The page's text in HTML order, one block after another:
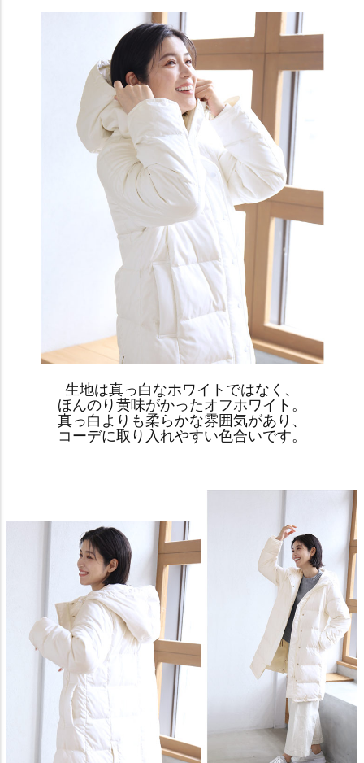
生地は真っ白なホワイトではなく、
ほんのり黄味がかったオフホワイト。
真っ白よりも柔らかな雰囲気があり、
コーデに取り入れやすい色合いです。